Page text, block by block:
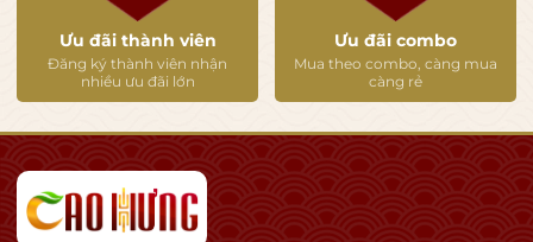
Ưu đãi thành viên
Đăng ký thành viên nhận
nhiều ưu đãi lớn
Ưu đãi combo
Mua theo combo, càng mua
càng rẻ